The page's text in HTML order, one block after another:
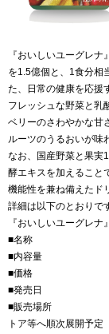
『おいしいユーグレ
を1.5億個と、1食分相
た、日常の健康を応援
フレッシュな野菜と乳
ベリーのさわやかな甘
ルーツのうるおいが味
なお、国産野菜と果実
酵エキスを加えること
機能性を兼ね備えたド
詳細は以下のとおりで
『おいしいユーグレ
■名称 ：野菜
■内容量 ：
■価格 ：170円
■発売日 ：2018
■販売場所 ：全国
トア等へ順次展開予定